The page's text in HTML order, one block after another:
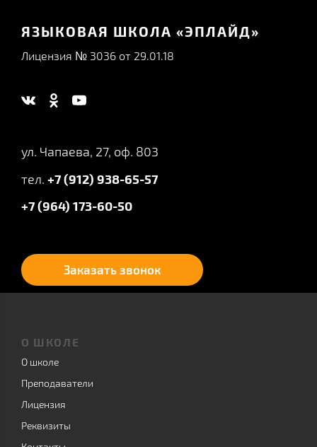
ЯЗЫКОВАЯ ШКОЛА «ЭПЛАЙД»
Лицензия № 3036 от 29.01.18
ул. Чапаева, 27, оф. 803
тел. +7 (912) 938-65-57
+7 (964) 173-60-50
Заказать звонок
О ШКОЛЕ
О школе
Преподаватели
Лицензия
Реквизиты